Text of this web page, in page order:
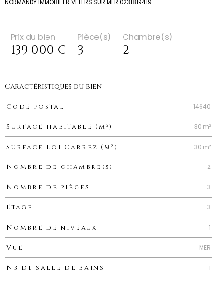
NORMANDY IMMOBILIER VILLERS SUR MER 0231819419
Prix du bien
139 000 €
Pièce(s)
3
Chambre(s)
2
Caractéristiques du bien
Caractéristiques Valeurs
Code postal 14640
Surface habitable (m²) 30 m²
Surface loi Carrez (m²) 30 m²
Nombre de chambre(s) 2
Nombre de pièces 3
Etage 3
Nombre de niveaux 1
Vue MER
Nb de salle de bains 1